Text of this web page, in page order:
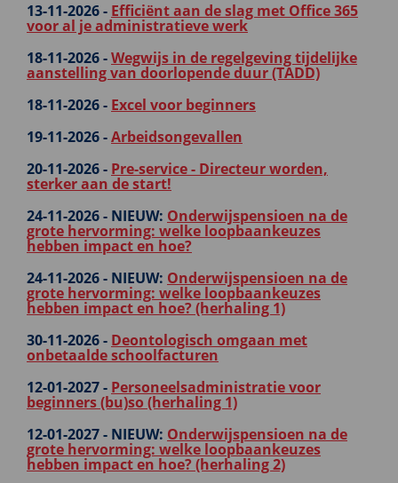
13-11-2026 - Efficiënt aan de slag met Office 365
voor al je administratieve werk
18-11-2026 -Wegwijs in de regelgeving tijdelijke
aanstelling van doorlopende duur (TADD)
18-11-2026 - Excel voor beginners
19-11-2026 -Arbeidsongevallen
20-11-2026 - Pre-service - Directeur worden,
sterker aan de start!
24-11-2026 - NIEUW: Onderwijspensioen na de
grote hervorming: welke loopbaankeuzes
hebben impact en hoe?
24-11-2026 - NIEUW: Onderwijspensioen na de
grote hervorming: welke loopbaankeuzes
hebben impact en hoe? (herhaling 1)
30-11-2026 - Deontologisch omgaan met
onbetaalde schoolfacturen
12-01-2027 - Personeelsadministratie voor
beginners (bu)so (herhaling 1)
12-01-2027 - NIEUW: Onderwijspensioen na de
grote hervorming: welke loopbaankeuzes
hebben impact en hoe? (herhaling 2)